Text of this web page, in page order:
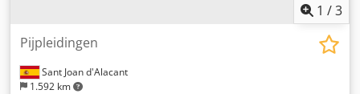
1 /3
Sant Joan d'Alacant
1.592 km
Pijpleidingen